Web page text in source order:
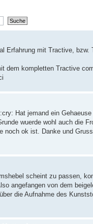
Erfahrung mit Tractive,
dem kompletten Tractive
Hat jemand ein
wuerde wohl auch die
ok ist. Danke und Gruss
scheint zu passen,
angefangen von dem
die Aufnahme des